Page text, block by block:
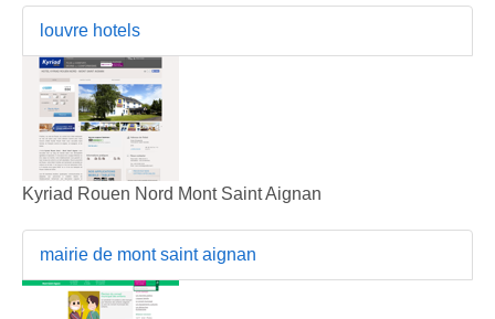
louvre hotels
Kyriad Rouen Nord Mont Saint Aignan
mairie de mont saint aignan